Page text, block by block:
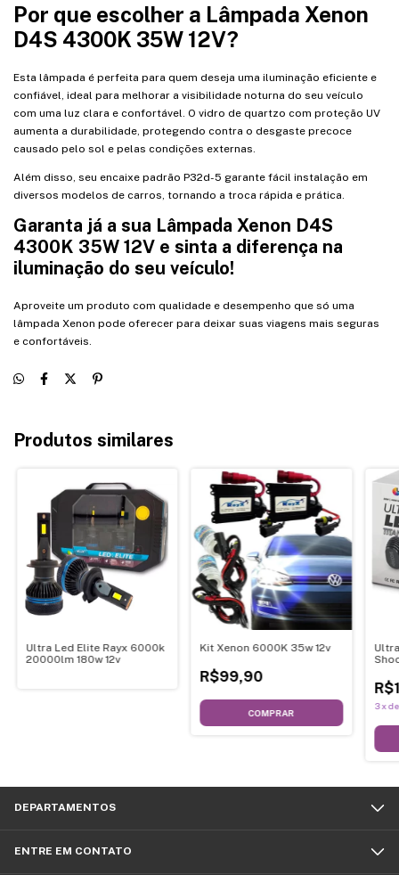
Por que escolher a Lâmpada Xenon
D4S 4300K 35W 12V?
Esta lâmpada é perfeita para quem deseja uma iluminação eficiente e
confiável, ideal para melhorar a visibilidade noturna do seu veículo
com uma luz clara e confortável. O vidro de quartzo com proteção UV
aumenta a durabilidade, protegendo contra o desgaste precoce
causado pelo sol e pelas condições externas.
Além disso, seu encaixe padrão P32d-5 garante fácil instalação em
diversos modelos de carros, tornando a troca rápida e prática.
Garanta já a sua Lâmpada Xenon D4S
4300K 35W 12V e sinta a diferença na
iluminação do seu veículo!
Aproveite um produto com qualidade e desempenho que só uma
lâmpada Xenon pode oferecer para deixar suas viagens mais seguras
e confortáveis.
Produtos similares
Ultra Led Elite Rayx 6000k
20000lm 180w 12v
Kit Xenon 6000K 35w 12v
R$99,90
COMPRAR
3 x
DEPARTAMENTOS
ENTRE EM CONTATO